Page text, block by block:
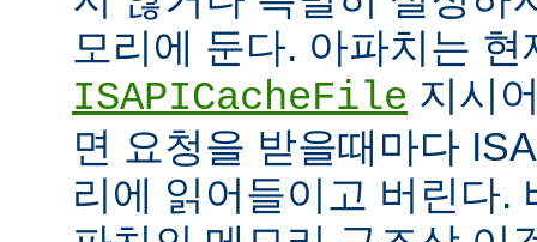
모리에 둔다. 아파치는 현
ISAPICacheFile 지시
면 요청을 받을때마다
리에 읽어들이고 버린다.